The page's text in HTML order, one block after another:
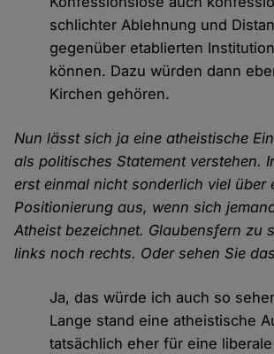
schlichter Ablehnung und
gegenüber etablierten
können. Dazu würden dann
Kirchen gehören.
Nun lässt sich ja eine atheistische
als politisches Statement verstehen.
erst einmal nicht sonderlich viel über
Positionierung aus, wenn sich
Atheist bezeichnet. Glaubensfern zu
links noch rechts. Oder sehen Sie
Ja, das würde ich auch so
Lange stand eine atheistische
tatsächlich eher für eine